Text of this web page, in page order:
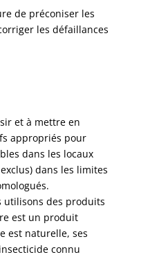
de préconiser les
les défaillances
et à mettre en
appropriés pour
dans les locaux
dans les limites
utilisons des produits
est un produit
est naturelle, ses
connu